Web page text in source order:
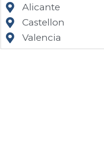
Alicante
Castellon
Valencia